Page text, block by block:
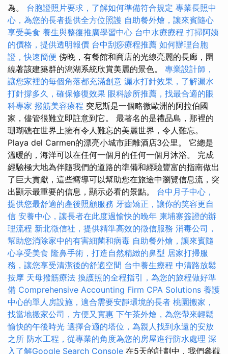
為。 台胞證照片要求，了解如何準備符合規定 專業長照中
心，為您的長者提供全方位照護 自助餐外燴，讓來賓隨心
享受美食 養生與整復推廣學習中心 台中水療療程 打掃阿姨
的價格，提供透明報價 台中刮痧療程推薦 如何辦理台胞
證，快速簡便 傍晚，有餐館和商店的光線亮麗的長廊，圍
繞著該建築群的潟湖系統欣賞美麗的景色。 專業設計師，
讓您家裡的每個角落都充滿創意 漏水打針效果，了解漏水
打針撐多久，確保修復效果 眼科診所推薦，找最合適的眼
科專家 撥筋美容療程 突尼斯是一個略微歐洲的阿拉伯國
家，儘管很難立即註意到它。 最著名的是禮品島，那裡的
珊瑚礁在世界上擁有令人難忘的美麗世界，令人難忘。
Playa del Carmen的漂亮小城市距離酒店3公里。 它總是
溫暖的，海洋可以在任何一個月的任何一個月沐浴。 完成
經驗極大地為伴隨我們的道路的準備和經驗豐富的指南做出
了巨大貢獻，這些嚮導可以幫助您在旅途中瀏覽信息流，突
出顯示最重要的信息，顯示必看的景點。 台中月子中心，
提供您最舒適的產後照顧服務 牙齒矯正，讓你的笑容更自
信 安養中心，讓長者在此度過愉快的晚年 柬埔寨簽證的辦
理流程 新北徵信社，提供精準高效的徵信服務 消毒公司，
幫助您消除家中的有害細菌和病毒 自助餐外燴，讓來賓隨
心享受美食 隆鼻手術，打造自然精緻的鼻型 居家打掃服
務，讓您享受清潔後的舒適空間 台中養生療程 中清路放鬆
按摩 天母撥筋療法 換護照的全程指引，為您的旅程做好準
備 Comprehensive Accounting Firm CPA Solutions 養護
中心的單人房設施，適合需要安靜環境的長者 桃園搬家，
找當地搬家公司，方便又實惠 下午茶外燴，為您帶來輕鬆
愉快的午後時光 選擇合適的塔位，為親人找到永遠的安放
之所 防水工程，從專業的角度為您的房屋進行防水處理 深
入了解Google Search Console 在5天的計劃中，我們參觀